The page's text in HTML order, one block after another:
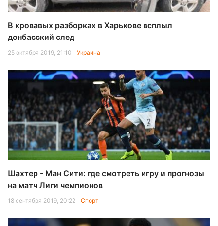
В кровавых разборках в Харькове всплыл
донбасский след
25 октября 2019, 21:10 Украина
Шахтер - Ман Сити: где смотреть игру и прогнозы
на матч Лиги чемпионов
18 сентября 2019, 20:22 Спорт